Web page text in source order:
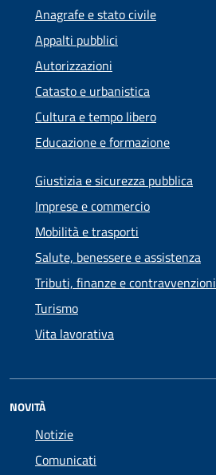
Anagrafe e stato civile
Appalti pubblici
Autorizzazioni
Catasto e urbanistica
Cultura e tempo libero
Educazione e formazione
Giustizia e sicurezza pubblica
Imprese e commercio
Mobilità e trasporti
Salute, benessere e assistenza
Tributi, finanze e contravvenzioni
Turismo
Vita lavorativa
NOVITÀ
Notizie
Comunicati